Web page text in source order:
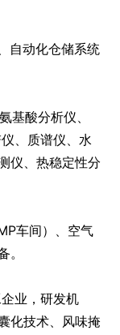
自动化仓储系统
基酸分析仪、
、质谱仪、水
仪、热稳定性分
车间）、空气
。
业，研发机
化技术、风味掩